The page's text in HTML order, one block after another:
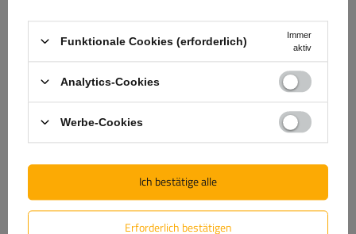
Das Felgenquerschnittsprofilbeschreibt die Form des
inneren Felgenbereichs, einschließlich des Felgenhorns und
Funktionale Cookies (erforderlich)
Immer
aktiv
Analytics-Cookies
Werbe-Cookies
Erforderlich bestätigen
Ich bestätige alle